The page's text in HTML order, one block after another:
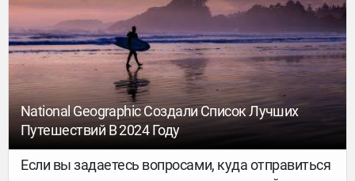
оставили, чтобы вы точно запланировали
поездку. Ловите тревел-календарь и
вдохновляйтесь на путешествия!
National Geographic Создали Список Лучших
Путешествий В 2024 Году
Если вы задаетесь вопросами, куда отправиться